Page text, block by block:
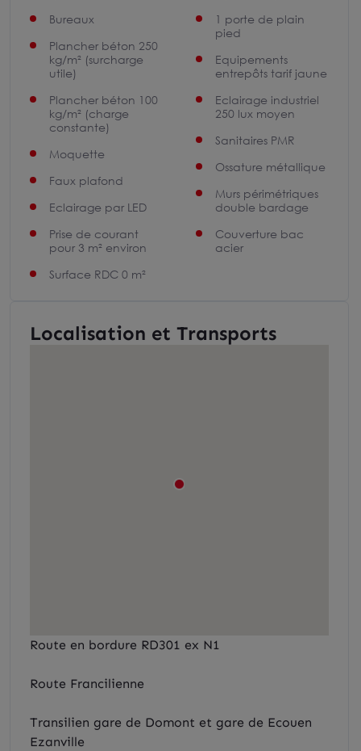
Bureaux
Plancher béton 250
kg/m² (surcharge
utile)
Plancher béton 100
kg/m² (charge
constante)
Moquette
Faux plafond
Eclairage par LED
Prise de courant
pour 3 m² environ
Surface RDC 0 m²
1 porte de plain
pied
Equipements
entrepôts tarif jaune
Eclairage industriel
250 lux moyen
Sanitaires PMR
Ossature métallique
Murs périmétriques
double bardage
Couverture bac
acier
Localisation et Transports
Route en bordure RD301 ex N1
Route Francilienne
Transilien gare de Domont et gare de Ecouen
Ezanville